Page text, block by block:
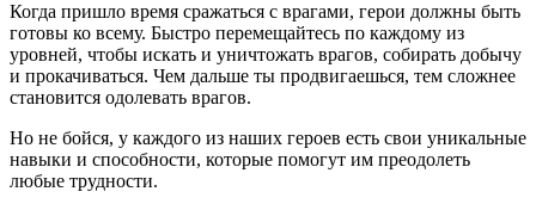
Когда пришло время сражаться с врагами, герои должны быть
готовы ко всему. Быстро перемещайтесь по каждому из
уровней, чтобы искать и уничтожать врагов, собирать добычу
и прокачиваться. Чем дальше ты продвигаешься, тем сложнее
становится одолевать врагов.
Но не бойся, у каждого из наших героев есть свои уникальные
навыки и способности, которые помогут им преодолеть
любые трудности.